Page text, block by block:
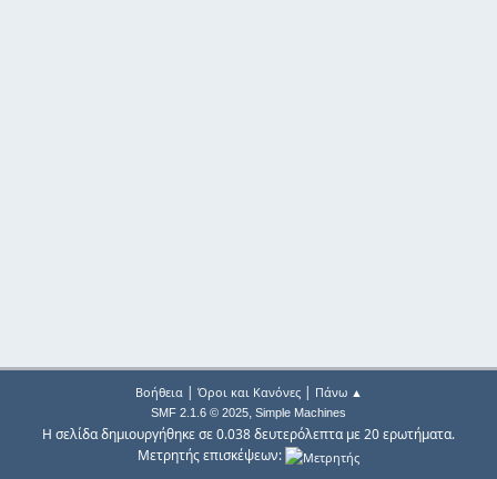
Βοήθεια| Όροι και Κανόνες| Πάνω ▲
SMF 2.1.6 © 2025, Simple Machines
Η σελίδα δημιουργήθηκε σε 0.038 δευτερόλεπτα με 20 ερωτήματα.
Μετρητής επισκέψεων: